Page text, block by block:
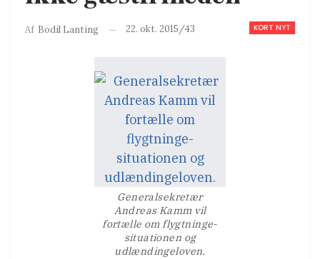
KORT NYT
Af Bodil Lanting 22. okt. 2015/43
Generalsekretær
Andreas Kamm vil
fortælle om flygtninge-
situationen og
udlændingeloven.